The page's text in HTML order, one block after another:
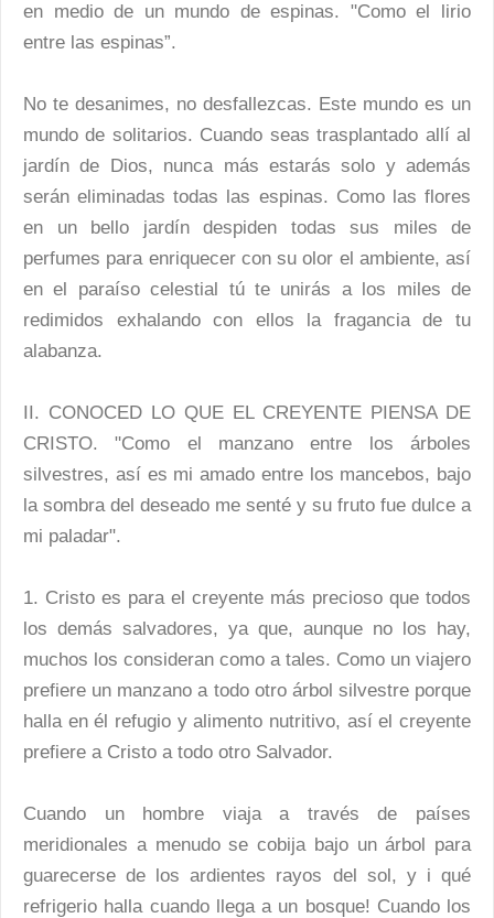
en medio de un mundo de espinas. "Como el lirio
entre las espinas”.
No te desanimes, no desfallezcas. Este mundo es un
mundo de solitarios. Cuando seas trasplantado allí al
jardín de Dios, nunca más estarás solo y además
serán eliminadas todas las espinas. Como las flores
en un bello jardín despiden todas sus miles de
perfumes para enriquecer con su olor el ambiente, así
en el paraíso celestial tú te unirás a los miles de
redimidos exhalando con ellos la fragancia de tu
alabanza.
II. CONOCED LO QUE EL CREYENTE PIENSA DE
CRISTO. "Como el manzano entre los árboles
silvestres, así es mi amado entre los mancebos, bajo
la sombra del deseado me senté y su fruto fue dulce a
mi paladar".
1. Cristo es para el creyente más precioso que todos
los demás salvadores, ya que, aunque no los hay,
muchos los consideran como a tales. Como un viajero
prefiere un manzano a todo otro árbol silvestre porque
halla en él refugio y alimento nutritivo, así el creyente
prefiere a Cristo a todo otro Salvador.
Cuando un hombre viaja a través de países
meridionales a menudo se cobija bajo un árbol para
guarecerse de los ardientes rayos del sol, y i qué
refrigerio halla cuando llega a un bosque! Cuando los